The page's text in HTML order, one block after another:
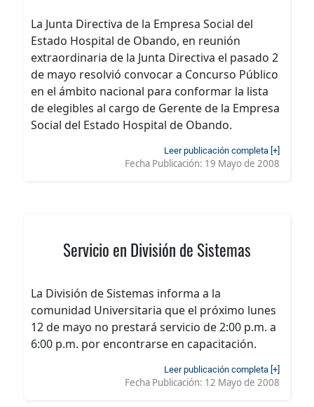
La Junta Directiva de la Empresa Social del
Estado Hospital de Obando, en reunión
extraordinaria de la Junta Directiva el pasado 2
de mayo resolvió convocar a Concurso Público
en el ámbito nacional para conformar la lista
de elegibles al cargo de Gerente de la Empresa
Social del Estado Hospital de Obando.
Leer publicación completa [+]
Fecha Publicación: 19 Mayo de 2008
Servicio en División de Sistemas
La División de Sistemas informa a la
comunidad Universitaria que el próximo lunes
12 de mayo no prestará servicio de 2:00 p.m. a
6:00 p.m. por encontrarse en capacitación.
Leer publicación completa [+]
Fecha Publicación: 12 Mayo de 2008